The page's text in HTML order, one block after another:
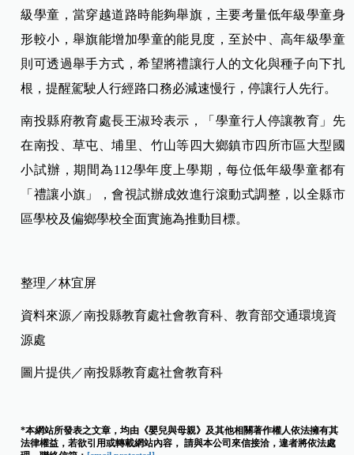
級學童，當穿越道路時能夠舉旗，主要考量低年級學童身
形較小，舉旗能增加學童的能見度，至於中、高年級學童
則可透過舉手方式，希望將禮讓行人的文化與種子向下扎
根，提醒駕駛人行經路口務必減速慢行，停讓行人先行。
南投縣府教育處長王淑玲表示，「學童行人停讓教育」先
在南投、草屯、埔里、竹山等四大鄉鎮市四所市區大型國
小試辦，期間為112學年度上學期，每位低年級學童都有
「禮讓小旗」，會視試辦成效進行滾動式調整，以全縣市
區學校及偏鄉學校全面實施為推動目標。
整理／林宜屏
資料來源／南投縣教育處社會教育科、教育部交通環境資
源處
圖片提供／南投縣教育處社會教育科
*本網站所發表之文章，均由《嬰兒與母親》及其他相關著作權人依法擁有其
法律權益，若欲引用或轉載網站內容， 請與本公司來信接洽，違者將依法處